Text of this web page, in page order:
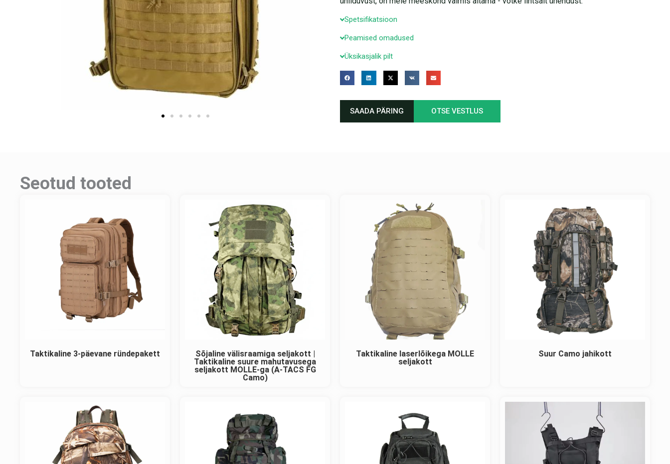
Spetsifikatsioon
Peamised omadused
Üksikasjalik pilt
SAADA PÄRING OTSE VESTLUS
Seotud tooted
Taktikaline 3-päevane ründepakett
Sõjaline välisraamiga seljakott |
Taktikaline suure mahutavusega
seljakott MOLLE-ga (A-TACS FG
Camo)
Taktikaline laserlõikega MOLLE
seljakott
Suur Camo jahikott